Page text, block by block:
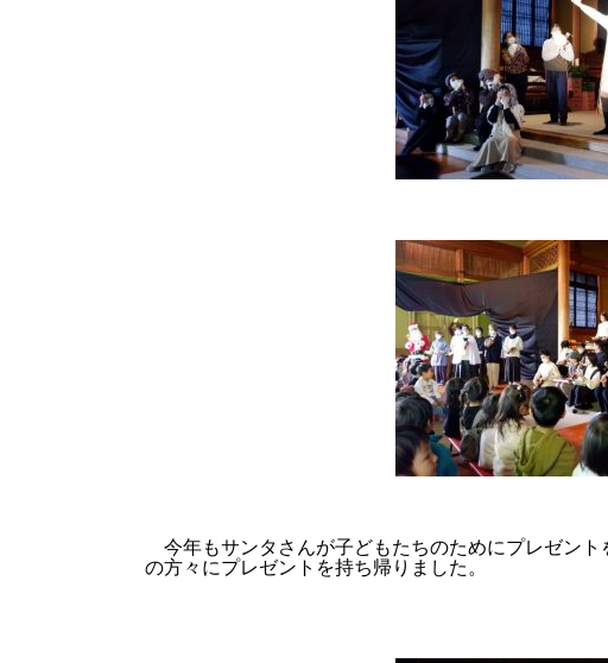
今年もサンタさんが子どもたちのためにプレゼン
の方々にプレゼントを持ち帰りました。